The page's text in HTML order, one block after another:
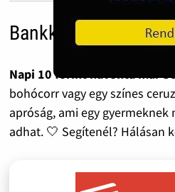
Bankkártyás
Napi 10 forint havonta már
bohócorr vagy egy színes
apróság, ami egy
adhat. 🤍 Segítenél? Hálásan